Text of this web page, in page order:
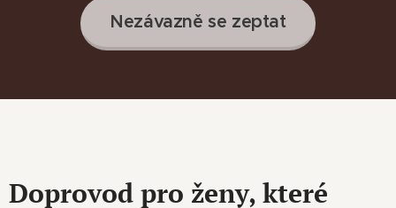
Nezávazně se zeptat
Doprovod pro ženy, které